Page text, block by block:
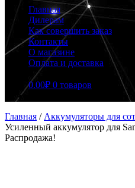
Главная
Дилерам
Как совершить заказ
Контакты
О магазине
Оплата и доставка
0.00₽ 0 товаров
Главная / Аккумуляторы для
Усиленный аккумулятор для
Распродажа!